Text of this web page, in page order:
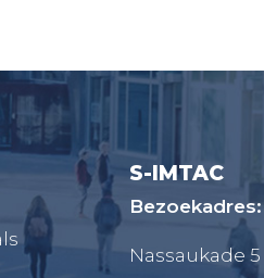
S-IMTAC
Bezoekadres:
Nassaukade 5